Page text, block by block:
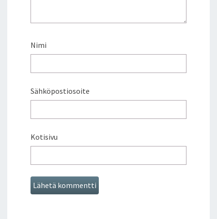
Nimi
Sähköpostiosoite
Kotisivu